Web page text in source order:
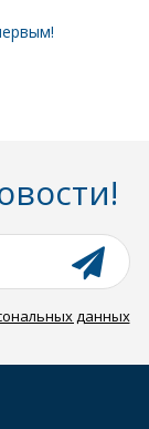
данных